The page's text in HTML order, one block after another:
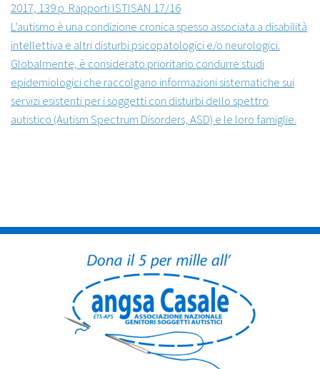
2017, 139 p. Rapporti ISTISAN 17/16
L’autismo è una condizione cronica spesso associata a disabilità
intellettiva e altri disturbi psicopatologici e/o neurologici.
Globalmente, è considerato prioritario condurre studi
epidemiologici che raccolgano informazioni sistematiche sui
servizi esistenti per i soggetti con disturbi dello spettro
autistico (Autism Spectrum Disorders, ASD) e le loro famiglie.